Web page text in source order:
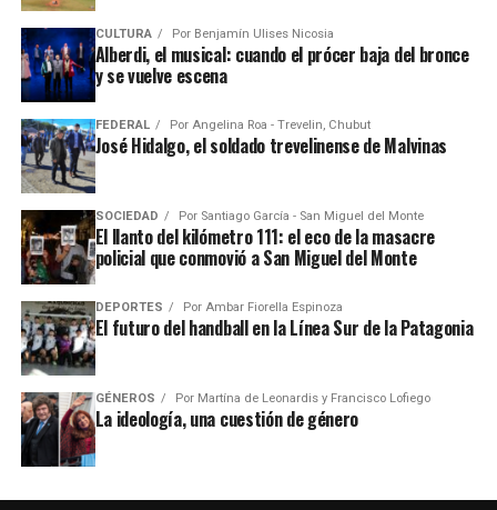
CULTURA Por Benjamín Ulises Nicosia
Alberdi, el musical: cuando el prócer baja del bronce
y se vuelve escena
FEDERAL Por Angelina Roa - Trevelin, Chubut
José Hidalgo, el soldado trevelinense de Malvinas
SOCIEDAD Por Santiago García - San Miguel del Monte
El llanto del kilómetro 111: el eco de la masacre
policial que conmovió a San Miguel del Monte
DEPORTES Por Ambar Fiorella Espinoza
El futuro del handball en la Línea Sur de la Patagonia
GÉNEROS Por Martína de Leonardis y Francisco Lofiego
La ideología, una cuestión de género